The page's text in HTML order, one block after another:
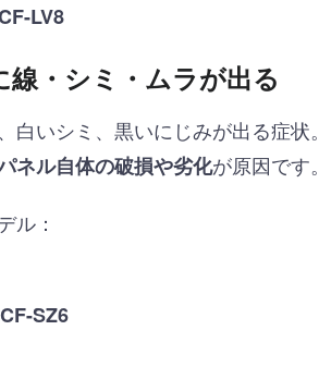
LV8
・シミ・ムラが出る
白いシミ、黒いにじみが出る症状。
ネル自体の破損や劣化が原因です。
ル：
SZ6